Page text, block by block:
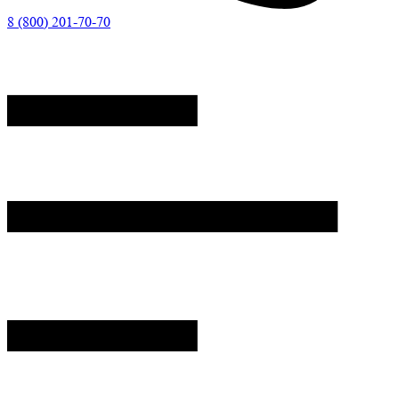
8 (800) 201-70-70